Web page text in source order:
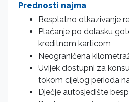
Prednosti najma
Besplatno otkazivanje
Plaćanje po dolasku
kreditnom karticom
Neograničena
Uvijek dostupni za
tokom cijelog perioda
Dječje autosjedište